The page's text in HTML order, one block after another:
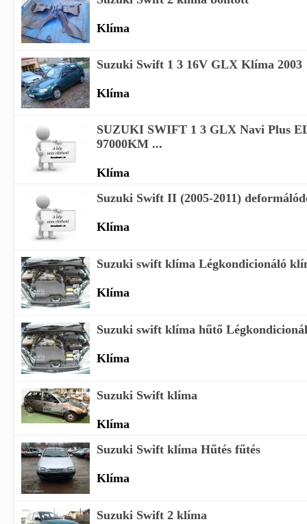
Klíma
Suzuki Swift 1 3 16V GLX Klíma 2003
Klíma
SUZUKI SWIFT 1 3 GLX Navi Plus
97000KM ...
Klíma
Suzuki Swift II (2005-2011)
Klíma
Suzuki swift klíma Légkondicionáló
Klíma
Suzuki swift klíma hűtő
Klíma
Suzuki Swift klíma
Klíma
Suzuki Swift klíma Hűtés fűtés
Klíma
Suzuki Swift 2 klíma